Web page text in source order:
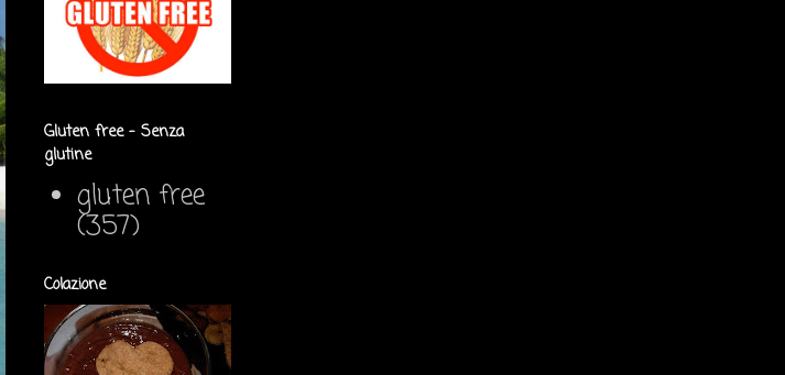
Gluten free - Senza
glutine
gluten free
(357)
Colazione